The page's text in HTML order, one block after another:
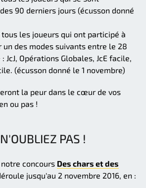
90 derniers jours (écusson donné
tous les joueurs qui ont participé à
un des modes suivants entre le 28
JcJ, Opérations Globales, JcE facile,
(écusson donné le 1 novembre)
la peur dans le cœur de vos
ou pas !
PAS !
concours Des chars et des
jusqu'au 2 novembre 2016, en :